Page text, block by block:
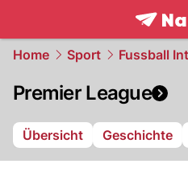
Home Sport Fussball
Premier League
Übersicht Geschichte